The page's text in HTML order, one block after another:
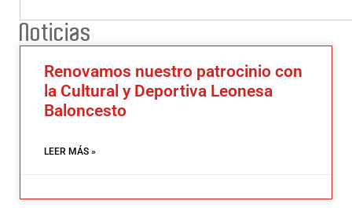
Noticias
Renovamos nuestro patrocinio con
la Cultural y Deportiva Leonesa
Baloncesto
LEER MÁS »